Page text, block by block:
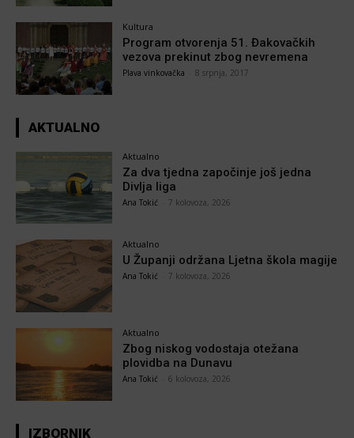
Kultura
Program otvorenja 51. Đakovačkih
vezova prekinut zbog nevremena
Plava vinkovačka 8 srpnja, 2017
AKTUALNO
Aktualno
Za dva tjedna započinje još jedna
Divlja liga
Ana Tokić 7 kolovoza, 2026
Aktualno
U Županji održana Ljetna škola magije
Ana Tokić 7 kolovoza, 2026
Aktualno
Zbog niskog vodostaja otežana
plovidba na Dunavu
Ana Tokić 6 kolovoza, 2026
IZBORNIK